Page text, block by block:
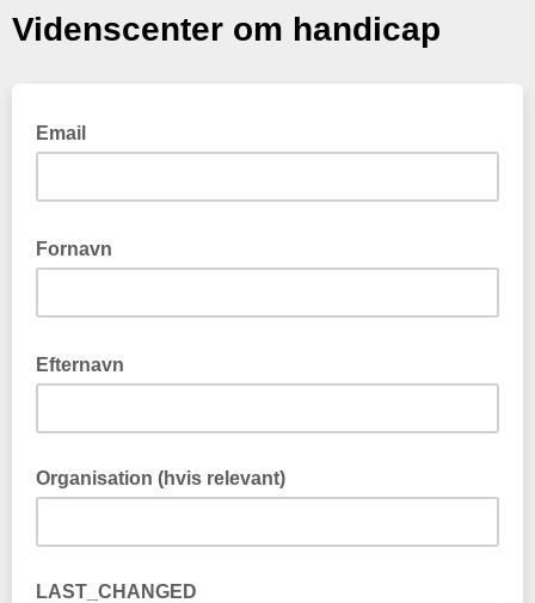
Videnscenter om handicap
Email
Fornavn
Efternavn
Organisation (hvis relevant)
LAST_CHANGED